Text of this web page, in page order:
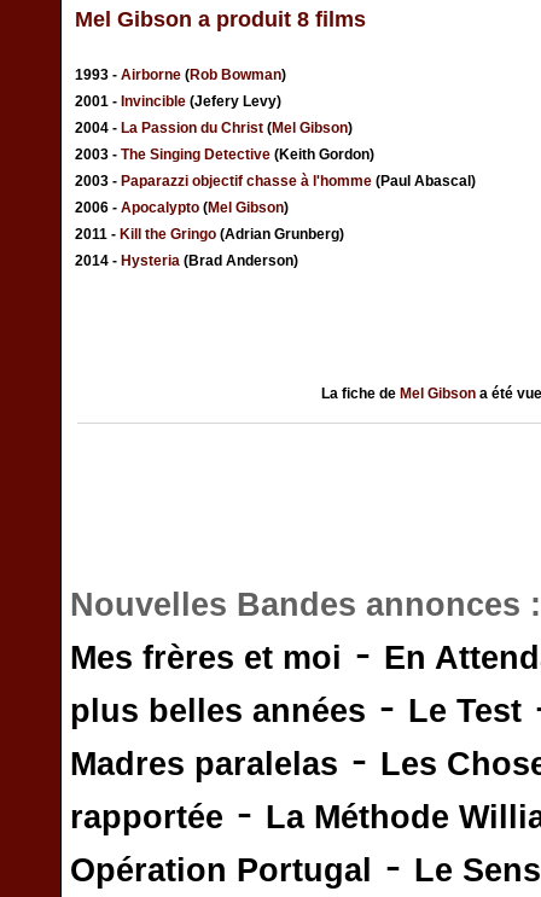
Mel Gibson a produit 8 films
1993 - Airborne (Rob Bowman)
2001 - Invincible (Jefery Levy)
2004 - La Passion du Christ (Mel Gibson)
2003 - The Singing Detective (Keith Gordon)
2003 - Paparazzi objectif chasse à l'homme (Paul Abascal)
2006 - Apocalypto (Mel Gibson)
2011 - Kill the Gringo (Adrian Grunberg)
2014 - Hysteria (Brad Anderson)
La fiche deMel Gibson a été
Nouvelles Bandes annonces
Mes frères et moi - En
plus belles années - Le Test
Madres paralelas - Les
rapportée - La Méthode
Opération Portugal
- Le